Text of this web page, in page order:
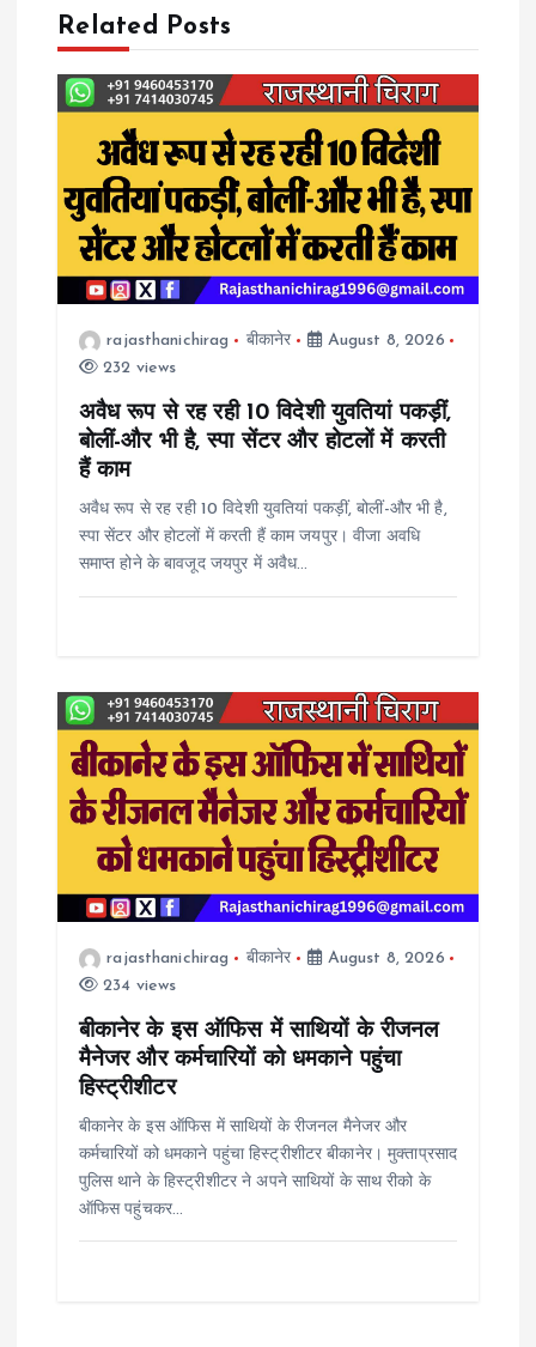
a
v
g
a
Related Posts
rajasthanichirag बीकानेर
August 8, 2026
232 views
अवैध रूप से रह रही 10 विदेशी युवतियां पकड़ीं,
बोलीं-और भी है, स्पा सेंटर और होटलों में करती
हैं काम
अवैध रूप से रह रही 10 विदेशी युवतियां पकड़ीं, बोलीं-और भी है,
स्पा सेंटर और होटलों में करती हैं काम जयपुर। वीजा अवधि
समाप्त होने के बावजूद जयपुर में अवैध…
rajasthanichirag बीकानेर
August 8, 2026
234 views
बीकानेर के इस ऑफिस में साथियों के रीजनल
मैनेजर और कर्मचारियों को धमकाने पहुंचा
हिस्ट्रीशीटर
बीकानेर के इस ऑफिस में साथियों के रीजनल मैनेजर और
कर्मचारियों को धमकाने पहुंचा हिस्ट्रीशीटर बीकानेर। मुक्ताप्रसाद
पुलिस थाने के हिस्ट्रीशीटर ने अपने साथियों के साथ रीको के
ऑफिस पहुंचकर…